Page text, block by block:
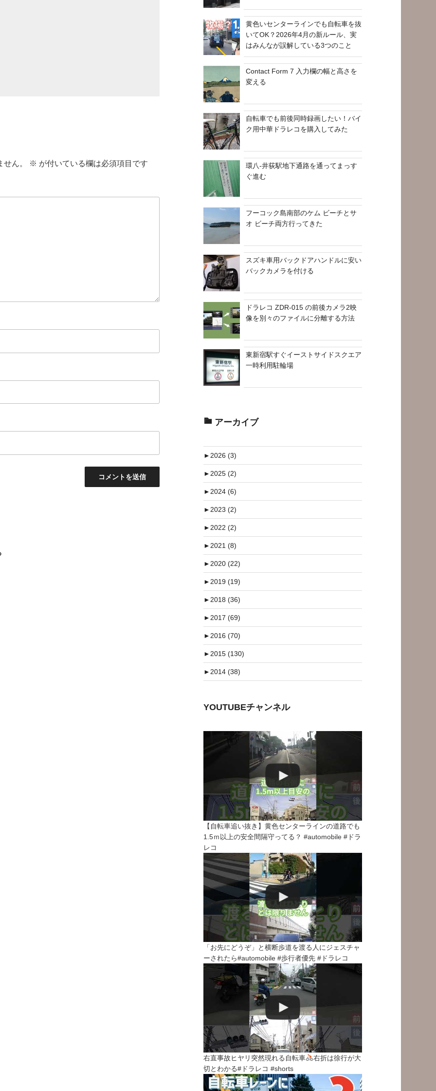
ん。 ※ が付いている欄は必須項目です
黄色いセンターラインでも自転車を抜
いてOK？2026年4月の新ルール、実
はみんなが誤解している3つのこと
Contact Form 7 入力欄の幅と高さを
変える
自転車でも前後同時録画したい！バイ
ク用中華ドラレコを購入してみた
環八-井荻駅地下通路を通ってまっす
ぐ進む
フーコック島南部のケム ビーチとサ
オ ビーチ両方行ってきた
スズキ車用バックドアハンドルに安い
バックカメラを付ける
ドラレコ ZDR-015 の前後カメラ2映
像を別々のファイルに分離する方法
東新宿駅すぐイーストサイドスクエア
一時利用駐輪場
アーカイブ
►2026 (3)
►2025 (2)
►2024 (6)
►2023 (2)
►2022 (2)
►2021 (8)
►2020 (22)
►2019 (19)
►2018 (36)
►2017 (69)
►2016 (70)
►2015 (130)
►2014 (38)
YOUTUBEチャンネル
【自転車追い抜き】黄色センターラインの道路でも
1.5ｍ以上の安全間隔守ってる？ #automobile #ドラ
レコ
「お先にどうぞ」と横断歩道を渡る人にジェスチャ
ーされたら#automobile #歩行者優先 #ドラレコ
右直事故ヒヤリ突然現れる自転車
右折は徐行が大
切とわかる#ドラレコ #shorts